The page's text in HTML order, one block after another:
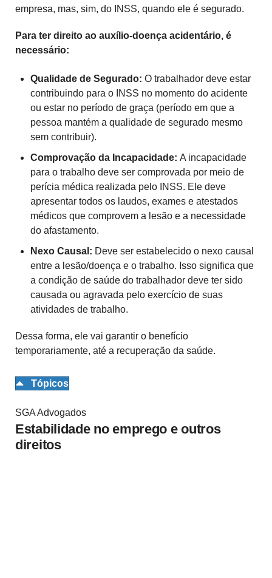
empresa, mas, sim, do INSS, quando ele é segurado.
Para ter direito ao auxílio-doença acidentário, é
necessário:
Qualidade de Segurado: O trabalhador deve estar
contribuindo para o INSS no momento do acidente
ou estar no período de graça (período em que a
pessoa mantém a qualidade de segurado mesmo
sem contribuir).
Comprovação da Incapacidade: A incapacidade
para o trabalho deve ser comprovada por meio de
perícia médica realizada pelo INSS. Ele deve
apresentar todos os laudos, exames e atestados
médicos que comprovem a lesão e a necessidade
do afastamento.
Nexo Causal: Deve ser estabelecido o nexo causal
entre a lesão/doença e o trabalho. Isso significa que
a condição de saúde do trabalhador deve ter sido
causada ou agravada pelo exercício de suas
atividades de trabalho.
Dessa forma, ele vai garantir o benefício
temporariamente, até a recuperação da saúde.
Tópicos
SGA Advogados
Estabilidade no emprego e outros
direitos